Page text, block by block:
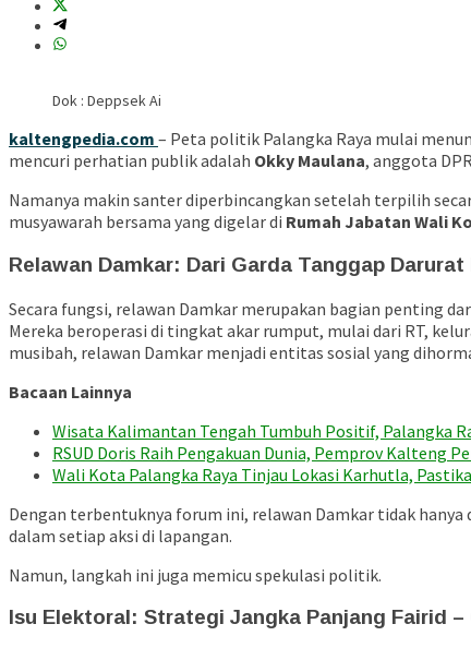
Dok : Deppsek Ai
kaltengpedia.com – Peta politik Palangka Raya mulai
mencuri perhatian publik adalah Okky Maulana, anggota
Namanya makin santer diperbincangkan setelah terpilih
musyawarah bersama yang digelar di Rumah Jabatan Wali
Relawan Damkar: Dari Garda Tanggap
Secara fungsi, relawan Damkar merupakan bagian penting
Mereka beroperasi di tingkat akar rumput, mulai dari RT,
musibah, relawan Damkar menjadi entitas sosial yang
Bacaan Lainnya
Wisata Kalimantan Tengah Tumbuh Positif, Palangka
RSUD Doris Raih Pengakuan Dunia, Pemprov Kalteng
Wali Kota Palangka Raya Tinjau Lokasi Karhutla,
Dengan terbentuknya forum ini, relawan Damkar tidak
dalam setiap aksi di lapangan.
Namun, langkah ini juga memicu spekulasi politik.
Isu Elektoral: Strategi Jangka Panjang Fairid –